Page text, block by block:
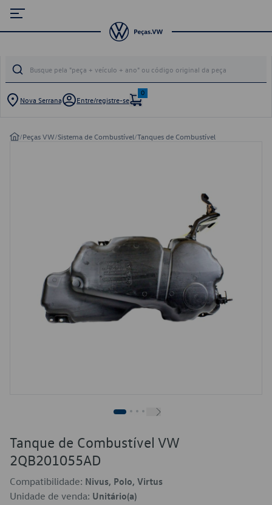
Nova Serrana Entre/registre-se
0
/Peças VW/Sistema de Combustível/Tanques de Combustível
Tanque de Combustível VW
2QB201055AD
Compatibilidade: Nivus, Polo, Virtus
Unidade de venda: Unitário(a)